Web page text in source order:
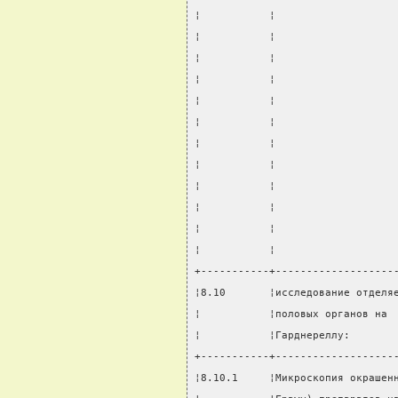
¦           ¦
¦           ¦
¦           ¦
¦           ¦
¦           ¦
¦           ¦
¦           ¦
¦           ¦
¦           ¦
¦           ¦
¦           ¦
¦           ¦
+-----------
¦8.10
¦           ¦половых
¦
+-----------
¦8.10.1     ¦Микроскопия